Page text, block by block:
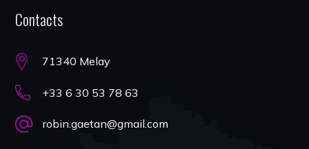
Contacts
71340 Melay
+33 6 30 53 78 63
robin.gaetan@gmail.com